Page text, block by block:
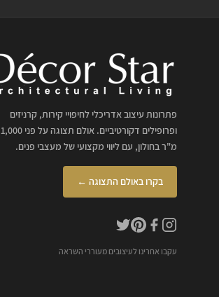
פתרונות עיצוב אדריכלי לחיפויי קירות, קרניזים
ופרופילים דקורטיביים. אולם תצוגה על פני 1,000
מ"ר בחולון, עם ליווי מקצועי של מעצבי פנים.
בקרו באולם התצוגה ←
עקבו אחרינו לעיצובים מעוררי השראה